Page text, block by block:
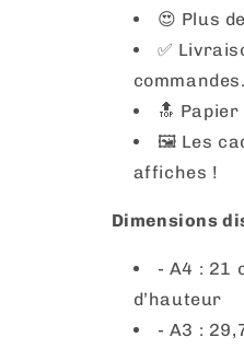
😍 Plus
✅
commandes.
🔝
🖼 Les
affiches !
Dimensions
- A4 : 21
d’hauteur
- A3 :